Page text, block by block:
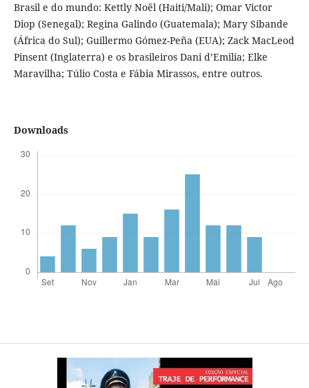
Brasil e do mundo: Kettly Noël (Haiti/Mali); Omar Victor
Diop (Senegal); Regina Galindo (Guatemala); Mary Sibande
(África do Sul); Guillermo Gómez-Peña (EUA); Zack MacLeod
Pinsent (Inglaterra) e os brasileiros Dani d’Emilia; Elke
Maravilha; Túlio Costa e Fábia Mirassos, entre outros.
Downloads